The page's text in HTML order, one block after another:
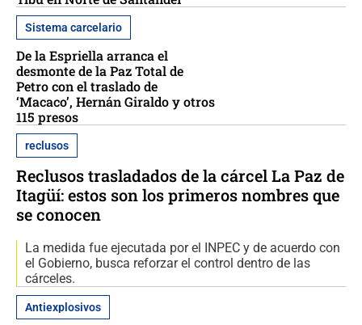
Sistema carcelario
De la Espriella arranca el
desmonte de la Paz Total de
Petro con el traslado de
‘Macaco’, Hernán Giraldo y otros
115 presos
reclusos
Reclusos trasladados de la cárcel La Paz de
Itagüí: estos son los primeros nombres que
se conocen
La medida fue ejecutada por el INPEC y de acuerdo con
el Gobierno, busca reforzar el control dentro de las
cárceles.
Antiexplosivos